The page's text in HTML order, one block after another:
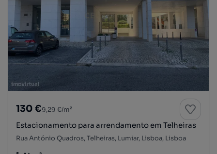
130 €9,29 €/m²
Estacionamento para arrendamento em Telheiras
Rua António Quadros, Telheiras, Lumiar, Lisboa, Lisboa